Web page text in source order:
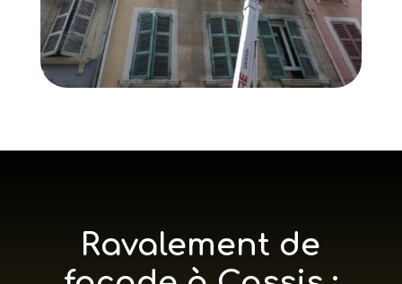
Ravalement de